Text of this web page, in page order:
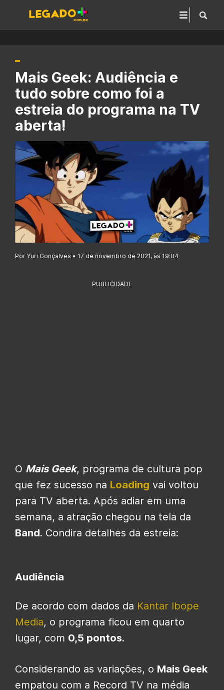
Mais Geek: Audiência e
tudo sobre como foi a
estreia do programa na TV
aberta!
Por Yuri Gonçalves • 17 de novembro de 2021, às 19:04
PUBLICIDADE
O Mais Geek, programa de cultura pop
que fez sucesso na Loading vai voltou
para TV aberta. Após adiar em uma
semana, a atração chegou na tela da
Band. Condira detalhes da estreia:
Audiência
De acordo com dados da Kantar Ibope
Media, o programa ficou em quarto
lugar, com 0,5 pontos.
Considerando as variações, o Mais Geek
empatou com a Record TV na média